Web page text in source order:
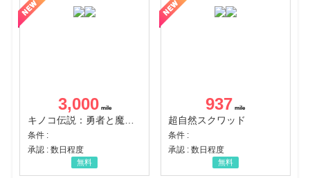
3,000
キノコ伝説：勇者と魔法のランプ
条件 :
承認 : 数日程度
無料
937
超自然スクワッド
条件 :
承認 : 数日程度
無料